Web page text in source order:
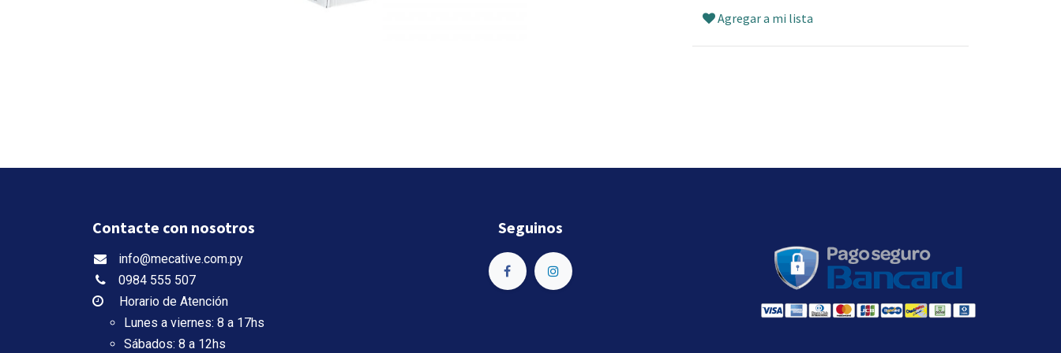
Agregar a mi lista
Contacte con nosotros
info@mecative.com.py
0984 555 507
Horario de Atención
Lunes a viernes: 8 a 17hs
Sábados: 8 a 12hs
Seguinos